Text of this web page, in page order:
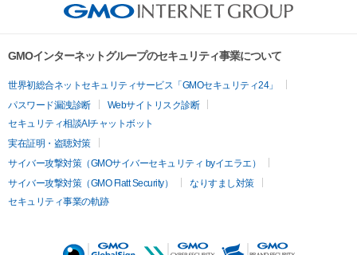
GMOインターネットグループのセキュリティ事業について
世界初総合ネットセキュリティサービス「GMOセキュリティ24」
パスワード漏洩診断
Webサイトリスク診断
セキュリティ相談AIチャットボット
実在証明・盗聴対策
サイバー攻撃対策（GMOサイバーセキュリティ byイエラエ）
サイバー攻撃対策（GMO Flatt Security）
なりすまし対策
セキュリティ事業の軌跡